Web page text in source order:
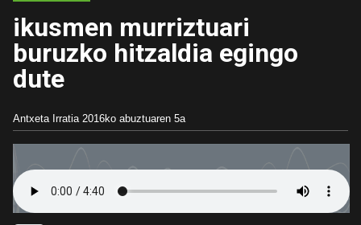
ikusmen murriztuari
buruzko hitzaldia egingo
dute
Antxeta Irratia 2016ko abuztuaren 5a